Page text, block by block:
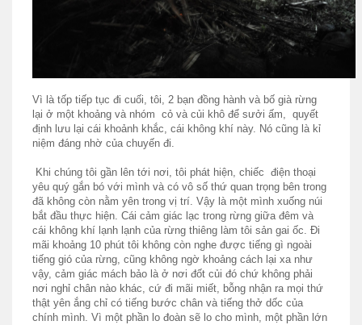
Vì là tốp tiếp tục đi cuối, tôi, 2 bạn đồng hành và bố già rừng
lại ở một khoảng và nhóm cỏ và củi khô để sưởi ấm, quyết
định lưu lại cái khoảnh khắc, cái không khí này. Nó cũng là kỉ
niệm đáng nhờ của chuyến đi.
Khi chúng tôi gần lên tới nơi, tôi phát hiện, chiếc điện thoại
yêu quý gắn bó với mình và có vô số thứ quan trọng bên trong
đã không còn nằm yên trong vị trí. Vậy là một mình xuống núi
bắt đầu thực hiện. Cái cảm giác lạc trong rừng giữa đêm và
cái không khí lạnh lạnh của rừng thiêng làm tôi sản gai ốc. Đi
mãi khoảng 10 phút tôi không còn nghe được tiếng gì ngoài
tiếng gió của rừng, cũng không ngờ khoảng cách lại xa như
vậy, cảm giác mách bảo là ở nơi đốt củi đó chứ không phải
nơi nghỉ chân nào khác, cứ đi mãi miết, bỗng nhận ra mọi thứ
thật yên ắng chỉ có tiếng bước chân và tiếng thở dốc của
chính mình. Vì một phần lo đoàn sẽ lo cho mình, một phần lớn